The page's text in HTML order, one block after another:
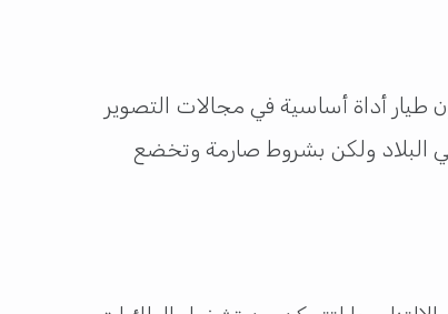
أداة أساسية في مجالات التصوير
في البلاد ولكن بشروط صارمة وتخضع